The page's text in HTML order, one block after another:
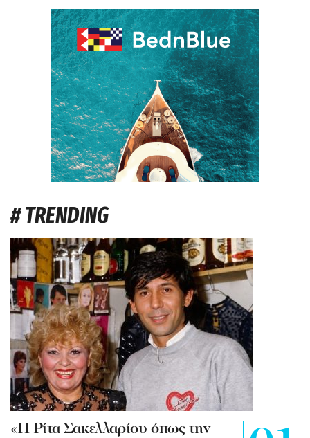
# TRENDING
«Η Ρίτα Σακελλαρίου όπως την